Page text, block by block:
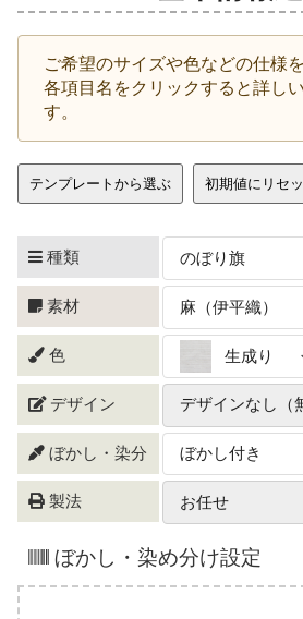
ご希望のサイズや色などの仕様
各項目名をクリックすると詳し
す。
テンプレートから選ぶ 初期値にリセ
種類 のぼり旗
素材 麻（伊平織）
色 生成り
デザイン デザインなし（
ぼかし・染分 ぼかし付き
製法 お任せ
ぼかし・染め分け設定